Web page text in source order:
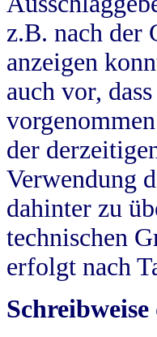
z.B. nach der
anzeigen
auch vor,
der
Verwendung
dahinter zu
technischen
erfolgt nach